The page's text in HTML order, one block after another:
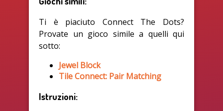
Ti è piaciuto Connect The Dots?
Provate un gioco simile a quelli qui
sotto:
Jewel Block
Tile Connect: Pair Matching
Istruzioni: